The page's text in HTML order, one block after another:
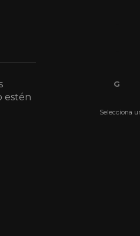
estén
G
Selecciona